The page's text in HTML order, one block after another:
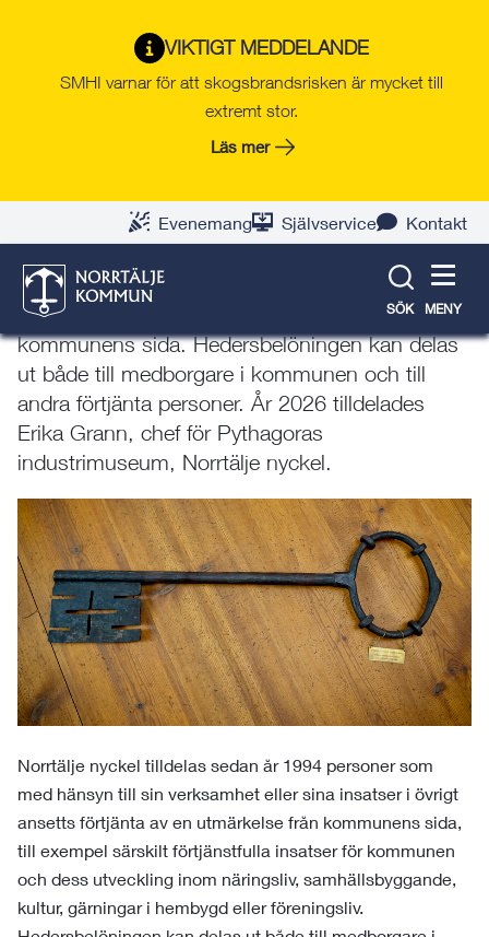
VIKTIGT MEDDELANDE
SMHI varnar för att skogsbrandsrisken är mycket till
extremt stor.
Läs mer
Evenemang Självservice Kontakt
SÖK MENY
Evenemang, jubileum och
kalas
Norrtälje nyckel
hänsyn till sin verksamhet eller sina insatser i
övrigt ansetts förtjänta av en utmärkelse från
kommunens sida. Hedersbelöningen kan delas
ut både till medborgare i kommunen och till
andra förtjänta personer. År 2026 tilldelades
Erika Grann, chef för Pythagoras
industrimuseum, Norrtälje nyckel.
Norrtälje nyckel tilldelas sedan år 1994 personer som
med hänsyn till sin verksamhet eller sina insatser i övrigt
ansetts förtjänta av en utmärkelse från kommunens sida,
till exempel särskilt förtjänstfulla insatser för kommunen
och dess utveckling inom näringsliv, samhällsbyggande,
kultur, gärningar i hembygd eller föreningsliv.